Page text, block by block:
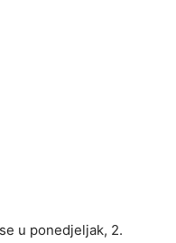
u ponedjeljak, 2.